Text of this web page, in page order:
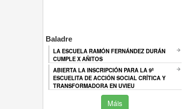
Baladre
LA ESCUELA RAMÓN FERNÁNDEZ DURÁN
CUMPLE X AÑITOS
ABIERTA LA INSCRIPCIÓN PARA LA 9ª
ESCUELITA DE ACCIÓN SOCIAL CRÍTICA Y
TRANSFORMADORA EN UVIEU
Máis